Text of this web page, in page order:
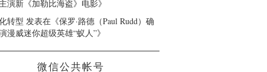
演新《加勒比海盗》电影》
转型 发表在《保罗·路德（Paul Rudd）确
漫威迷你超级英雄“蚁人”》
微信公共帐号